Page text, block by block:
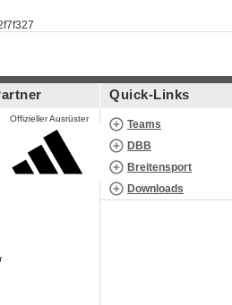
Offizieller Ausrüster
Quick-Links
Teams
DBB
Breitensport
Downloads